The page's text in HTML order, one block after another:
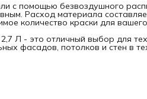
с помощью безвоздушного
Расход материала
количество краски для
2,7 Л - это отличный выбор для
фасадов, потолков и стен в